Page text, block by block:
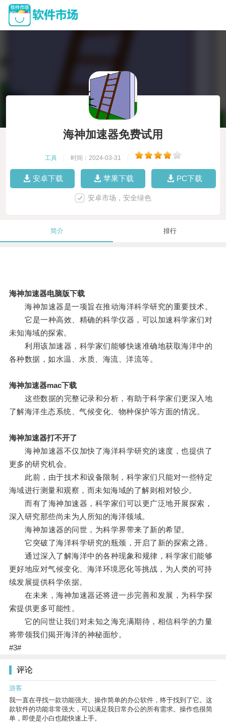
海神加速器免费试用
工具 时间：2024-03-31
安卓下载 苹果下载 PC下载
安卓市场，安全绿色
简介 排行
海神加速器电脑版下载
海神加速器是一项旨在推动海洋科学研究的重要技术。
它是一种高效、精确的科学仪器，可以加速科学家们对
未知海域的探索。
利用该加速器，科学家们能够快速准确地获取海洋中的
各种数据，如水温、水质、海流、洋流等。
海神加速器mac下载
这些数据的完整记录和分析，有助于科学家们更深入地
了解海洋生态系统、气候变化、物种保护等方面的情况。
海神加速器打不开了
海神加速器不仅加快了海洋科学研究的速度，也提供了
更多的研究机会。
此前，由于技术和设备限制，科学家们只能对一些特定
海域进行测量和观察，而未知海域的了解则相对较少。
而有了海神加速器，科学家们可以更广泛地开展探索，
深入研究那些尚未为人所知的海洋领域。
海神加速器的问世，为科学界带来了新的希望。
它突破了海洋科学研究的瓶颈，开启了新的探索之路。
通过深入了解海洋中的各种现象和规律，科学家们能够
更好地应对气候变化、海洋环境恶化等挑战，为人类的可持
续发展提供科学依据。
在未来，海神加速器还将进一步完善和发展，为科学探
索提供更多可能性。
它的问世让我们对未知之海充满期待，相信科学的力量
将带领我们揭开海洋的神秘面纱。
#3#
评论
游客
我一直在寻找一款功能强大、操作简单的办公软件，终于找到了它。这
款软件的功能非常强大，可以满足我日常办公的所有需求。操作也很简
单，即使是小白也能快速上手。